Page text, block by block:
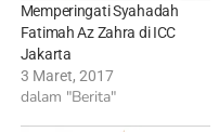
Memperingati Syahadah
Fatimah Az Zahra di ICC
Jakarta
3 Maret, 2017
dalam "Berita"